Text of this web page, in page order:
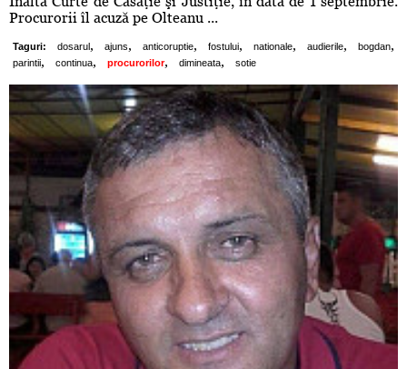
Procurorii îl acuză pe Olteanu ...
Taguri: dosarul , ajuns, anticoruptie, fostului, nationale, audierile, bogdan,
parintii, continua, procurorilor, dimineata, sotie